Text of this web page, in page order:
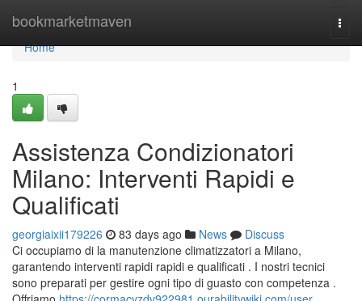
bookmarketmaven
Home
Home
1
Assistenza Condizionatori
Milano: Interventi Rapidi e
Qualificati
georgiaixii179226 83 days ago News
Discuss
Ci occupiamo di la manutenzione climatizzatori a Milano,
garantendo interventi rapidi rapidi e qualificati . I nostri tecnici
sono preparati per gestire ogni tipo di guasto con competenza .